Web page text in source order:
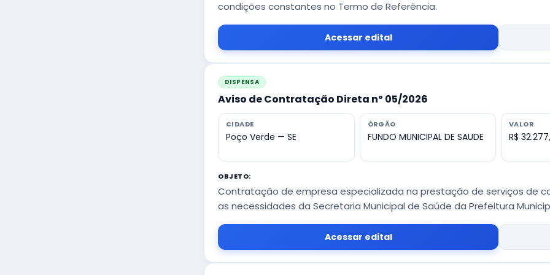
condições constantes no Termo de Referência.
Acessar edital
DISPENSA
Aviso de Contratação Direta nº 05/2026
CIDADE
Poço Verde — SE
ÓRGÃO
FUNDO MUNICIPAL DE SAUDE
VALOR
R$
OBJETO:
Contratação de empresa especializada na prestação de serviços de
as necessidades da Secretaria Municipal de Saúde da Prefeitura
Acessar edital